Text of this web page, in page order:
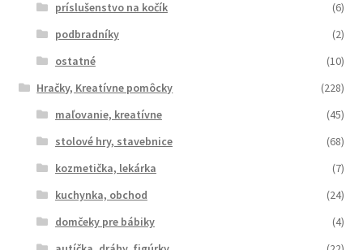
príslušenstvo na kočík
(6)
podbradníky
(2)
ostatné
(10)
Hračky, Kreatívne pomôcky
(228)
maľovanie, kreatívne
(45)
stolové hry, stavebnice
(68)
kozmetička, lekárka
(7)
kuchynka, obchod
(24)
domčeky pre bábiky
(4)